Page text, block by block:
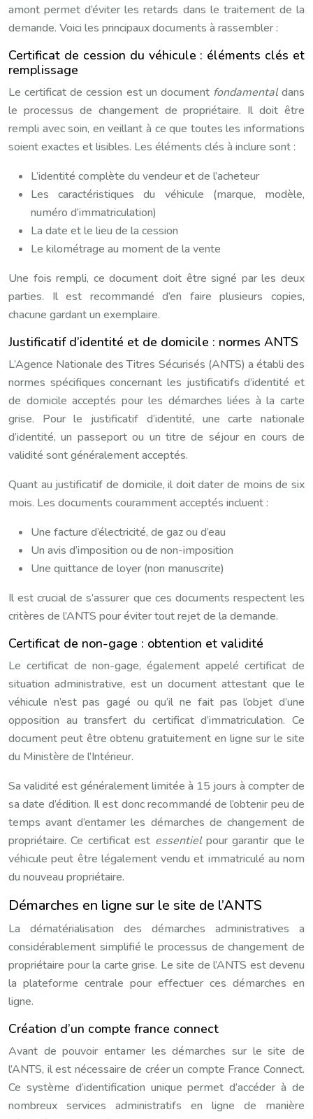
amont permet d’éviter les retards dans le traitement de la
demande. Voici les principaux documents à rassembler :
Certificat de cession du véhicule : éléments clés et
remplissage
Le certificat de cession est un document fondamentaldans
le processus de changement de propriétaire. Il doit être
rempli avec soin, en veillant à ce que toutes les informations
soient exactes et lisibles. Les éléments clés à inclure sont :
L’identité complète du vendeur et de l’acheteur
Les caractéristiques du véhicule (marque, modèle,
numéro d’immatriculation)
La date et le lieu de la cession
Le kilométrage au moment de la vente
Une fois rempli, ce document doit être signé par les deux
parties. Il est recommandé d’en faire plusieurs copies,
chacune gardant un exemplaire.
Justificatif d’identité et de domicile : normes ANTS
L’Agence Nationale des Titres Sécurisés (ANTS) a établi des
normes spécifiques concernant les justificatifs d’identité et
de domicile acceptés pour les démarches liées à la carte
grise. Pour le justificatif d’identité, une carte nationale
d’identité, un passeport ou un titre de séjour en cours de
validité sont généralement acceptés.
Quant au justificatif de domicile, il doit dater de moins de six
mois. Les documents couramment acceptés incluent :
Une facture d’électricité, de gaz ou d’eau
Un avis d’imposition ou de non-imposition
Une quittance de loyer (non manuscrite)
Il est crucial de s’assurer que ces documents respectent les
critères de l’ANTS pour éviter tout rejet de la demande.
Certificat de non-gage : obtention et validité
Le certificat de non-gage, également appelé certificat de
situation administrative, est un document attestant que le
véhicule n’est pas gagé ou qu’il ne fait pas l’objet d’une
opposition au transfert du certificat d’immatriculation. Ce
document peut être obtenu gratuitement en ligne sur le site
du Ministère de l’Intérieur.
Sa validité est généralement limitée à 15 jours à compter de
sa date d’édition. Il est donc recommandé de l’obtenir peu de
temps avant d’entamer les démarches de changement de
propriétaire. Ce certificat est essentiel pour garantir que le
véhicule peut être légalement vendu et immatriculé au nom
du nouveau propriétaire.
Démarches en ligne sur le site de l’ANTS
La dématérialisation des démarches administratives a
considérablement simplifié le processus de changement de
propriétaire pour la carte grise. Le site de l’ANTS est devenu
la plateforme centrale pour effectuer ces démarches en
ligne.
Création d’un compte france connect
Avant de pouvoir entamer les démarches sur le site de
l’ANTS, il est nécessaire de créer un compte France Connect.
Ce système d’identification unique permet d’accéder à de
nombreux services administratifs en ligne de manière